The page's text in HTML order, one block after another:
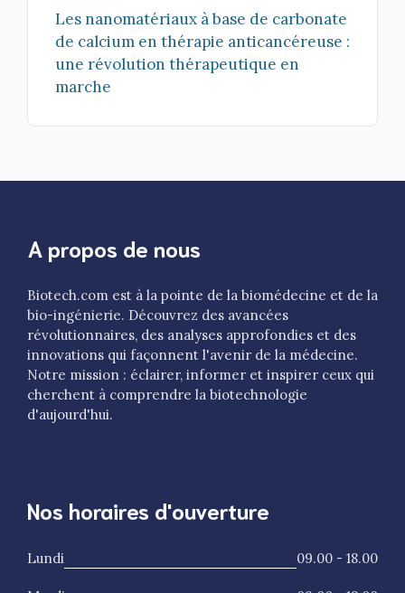
Les nanomatériaux à base de carbonate
de calcium en thérapie anticancéreuse :
une révolution thérapeutique en
marche
A propos de nous
Biotech.com est à la pointe de la biomédecine et de la
bio-ingénierie. Découvrez des avancées
révolutionnaires, des analyses approfondies et des
innovations qui façonnent l'avenir de la médecine.
Notre mission : éclairer, informer et inspirer ceux qui
cherchent à comprendre la biotechnologie
d'aujourd'hui.
Nos horaires d'ouverture
Lundi 09.00 - 18.00